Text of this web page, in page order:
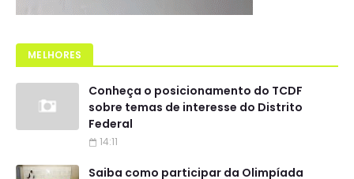
MELHORES
Conheça o posicionamento do TCDF
sobre temas de interesse do Distrito
Federal
14:11
Saiba como participar da Olimpíada